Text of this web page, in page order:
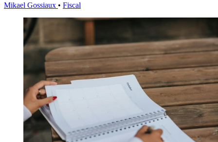
Mikael Gossiaux • Fiscal